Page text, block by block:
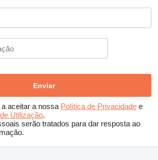
aceitar a nossa Política de Privacidade e
Utilização.
serão tratados para dar resposta ao